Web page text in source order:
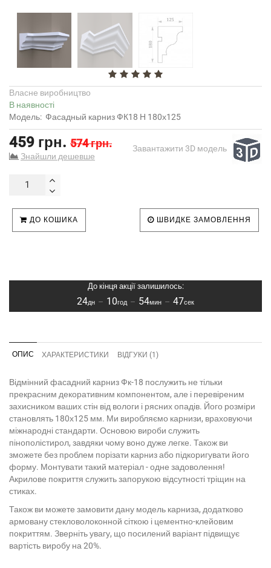
Власне виробництво
В наявності
Модель: Фасадный карниз ФК18 Н 180х125
459 грн. 574 грн.
Знайшли дешевше
Завантажити 3D модель
ДО КОШИКА ШВИДКЕ ЗАМОВЛЕННЯ
До кінця акції залишилось:
24дн – 10год – 54мин – 46сек
ОПИС ХАРАКТЕРИСТИКИ ВІДГУКИ (1)
Відмінний фасадний карниз Фк-18 послужить не тільки
прекрасним декоративним компонентом, але і перевіреним
захисником ваших стін від вологи і рясних опадів. Його розміри
становлять 180х125 мм. Ми виробляємо карнизи, враховуючи
міжнародні стандарти. Основою вироби служить
пінополістирол, завдяки чому воно дуже легке. Також ви
зможете без проблем порізати карниз або підкоригувати його
форму. Монтувати такий матеріал - одне задоволення!
Акрилове покриття служить запорукою відсутності тріщин на
стиках.
Також ви можете замовити дану модель карниза, додатково
армовану стекловолоконной сіткою і цементно-клейовим
покриттям. Зверніть увагу, що посилений варіант підвищує
вартість виробу на 20%.